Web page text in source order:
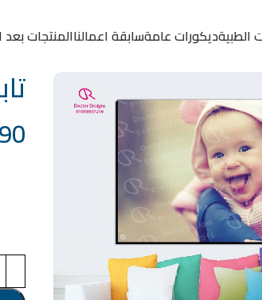
الطبيةديكورات عامةسابقة اعمالناالمنتجات بعد